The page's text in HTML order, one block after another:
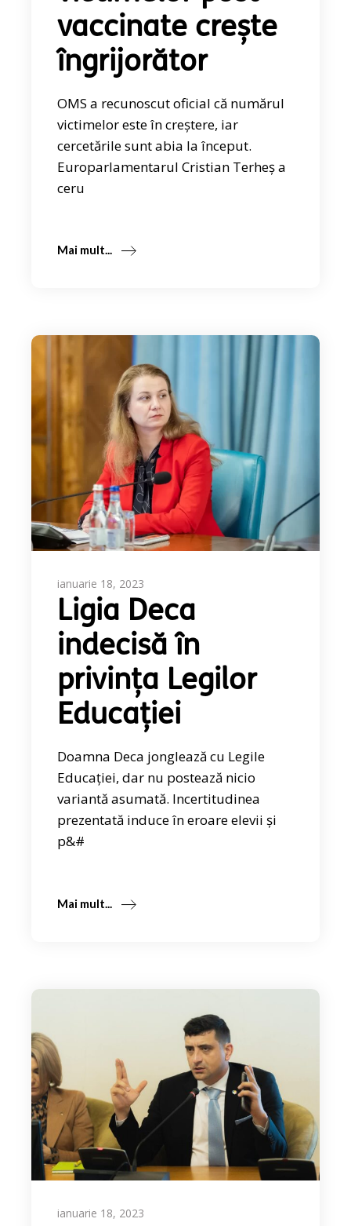
vaccinate crește
îngrijorător
OMS a recunoscut oficial că numărul
victimelor este în creștere, iar
cercetările sunt abia la început.
Europarlamentarul Cristian Terheș a
ceru
Mai mult...
ianuarie 18, 2023
Ligia Deca
indecisă în
privința Legilor
Educației
Doamna Deca jonglează cu Legile
Educației, dar nu postează nicio
variantă asumată. Incertitudinea
prezentată induce în eroare elevii și
p&#
Mai mult...
ianuarie 18, 2023